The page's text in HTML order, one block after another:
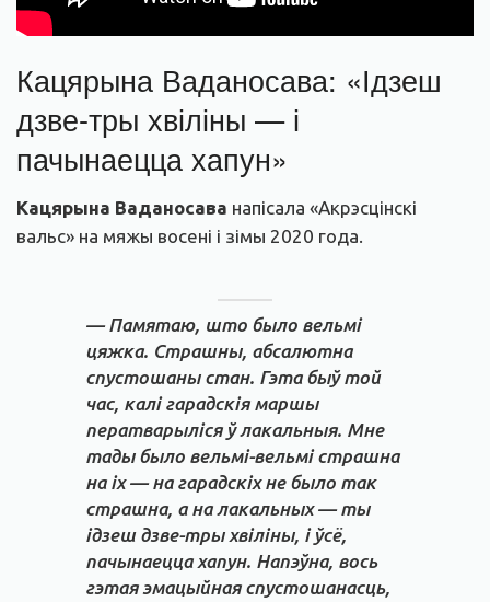
Кацярына Ваданосава: «Ідзеш
дзве-тры хвіліны — і
пачынаецца хапун»
Кацярына Ваданосава напісала «Акрэсцінскі
вальс» на мяжы восені і зімы 2020 года.
— Памятаю, што было вельмі
цяжка. Страшны, абсалютна
спустошаны стан. Гэта быў той
час, калі гарадскія маршы
ператварыліся ў лакальныя. Мне
тады было вельмі-вельмі страшна
на іх — на гарадскіх не было так
страшна, а на лакальных — ты
ідзеш дзве-тры хвіліны, і ўсё,
пачынаецца хапун. Напэўна, вось
гэтая эмацыйная спустошанасць,